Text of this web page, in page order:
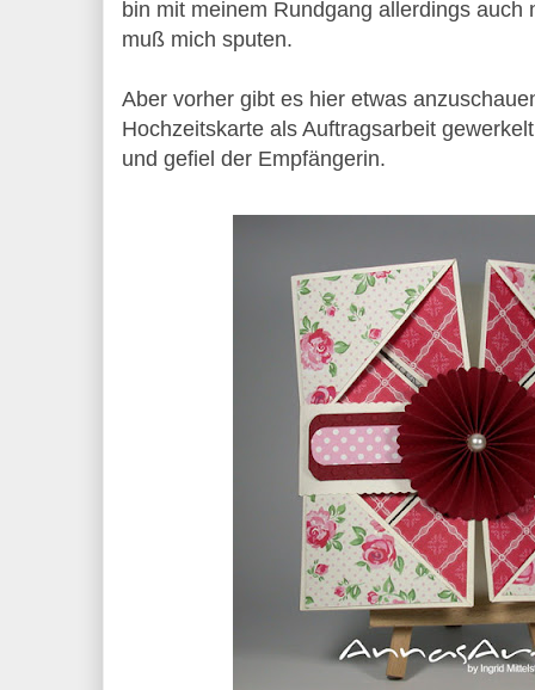
bin mit meinem Rundgang allerdings auch
muß mich sputen.
Aber vorher gibt es hier etwas
Hochzeitskarte als Auftragsarbeit
und gefiel der Empfängerin.